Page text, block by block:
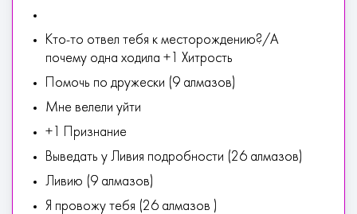
Кто-то отвел тебя к месторождению?/А
почему одна ходила +1 Хитрость
Помочь по дружески (9 алмазов)
Мне велели уйти
+1 Признание
Выведать у Ливия подробности (26 алмазов)
Ливию (9 алмазов)
Я провожу тебя (26 алмазов )